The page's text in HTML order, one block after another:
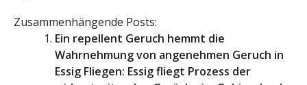
Zusammenhängende Posts:
Ein repellent Geruch hemmt die
Wahrnehmung von angenehmen Geruch in
Essig Fliegen: Essig fliegt Prozess der